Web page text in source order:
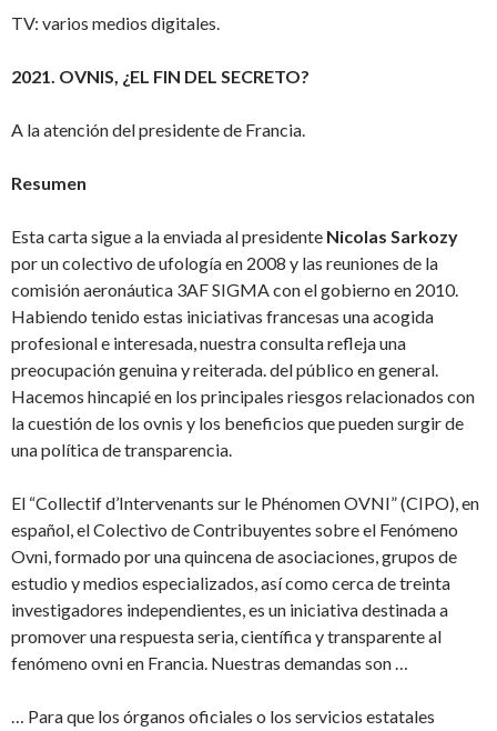
TV: varios medios digitales.
2021. OVNIS, ¿EL FIN DEL SECRETO?
A la atención del presidente de Francia.
Resumen
Esta carta sigue a la enviada al presidente Nicolas Sarkozy
por un colectivo de ufología en 2008 y las reuniones de la
comisión aeronáutica 3AF SIGMA con el gobierno en 2010.
Habiendo tenido estas iniciativas francesas una acogida
profesional e interesada, nuestra consulta refleja una
preocupación genuina y reiterada. del público en general.
Hacemos hincapié en los principales riesgos relacionados con
la cuestión de los ovnis y los beneficios que pueden surgir de
una política de transparencia.
El “Collectif d’Intervenants sur le Phénomen OVNI” (CIPO), en
español, el Colectivo de Contribuyentes sobre el Fenómeno
Ovni, formado por una quincena de asociaciones, grupos de
estudio y medios especializados, así como cerca de treinta
investigadores independientes, es un iniciativa destinada a
promover una respuesta seria, científica y transparente al
fenómeno ovni en Francia. Nuestras demandas son …
… Para que los órganos oficiales o los servicios estatales